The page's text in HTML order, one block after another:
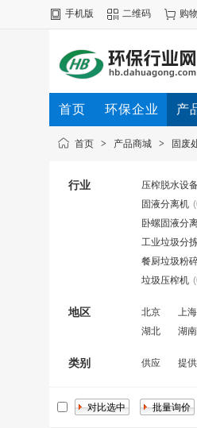
手机版 二维码 购
首页 环保企业 产
首页 > 产品商城 > 固废
行业 压榨脱水设
固液分离机
卧螺固液分
工业垃圾分
餐厨垃圾粉
垃圾压榨机
地区 北京 上海
湖北
湖南
类别 供应 提